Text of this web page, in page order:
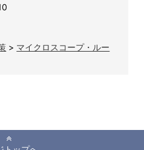
> マイクロスコープ・ルー